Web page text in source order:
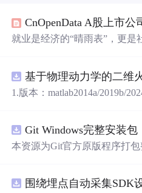
CnOpenData A股上市公
就业是经济的“晴雨表”，更是
延、世界经济下行及人口老
下，稳就业保民生成为我国当
1.版本：matlab2014a/2019b/2024b 2.附赠案例数据可直
工程、数学等专业的大学生
设计。
本资源为Git官方原版程序打包
PL‑v2)。 Git为开源软件，官
围绕埋点自动采集SDK